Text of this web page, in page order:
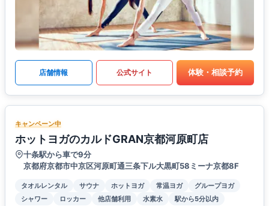
店舗情報 公式サイト 体験・相談予約
キャンペーン中
ホットヨガのカルドGRAN京都河原町店
十条駅から車で9分
京都府京都市中京区河原町通三条下ル大黒町58ミーナ京都8F
タオルレンタル サウナ ホットヨガ 常温ヨガ
グループヨガ
シャワー
ロッカー 他店舗利用 水素水 駅から5分以内